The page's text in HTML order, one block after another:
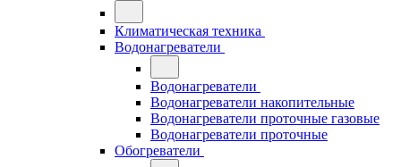
Климатическая техника
Водонагреватели
Водонагреватели
Водонагреватели накопительные
Водонагреватели проточные газовые
Водонагреватели проточные
Обогреватели